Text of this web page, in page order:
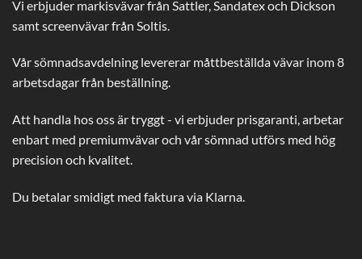
Vi erbjuder markisvävar från Sattler, Sandatex och Dickson
samt screenvävar från Soltis.
Vår sömnadsavdelning levererar måttbeställda vävar inom 8
arbetsdagar från beställning.
Att handla hos oss är tryggt - vi erbjuder prisgaranti, arbetar
enbart med premiumvävar och vår sömnad utförs med hög
precision och kvalitet.
Du betalar smidigt med faktura via Klarna.